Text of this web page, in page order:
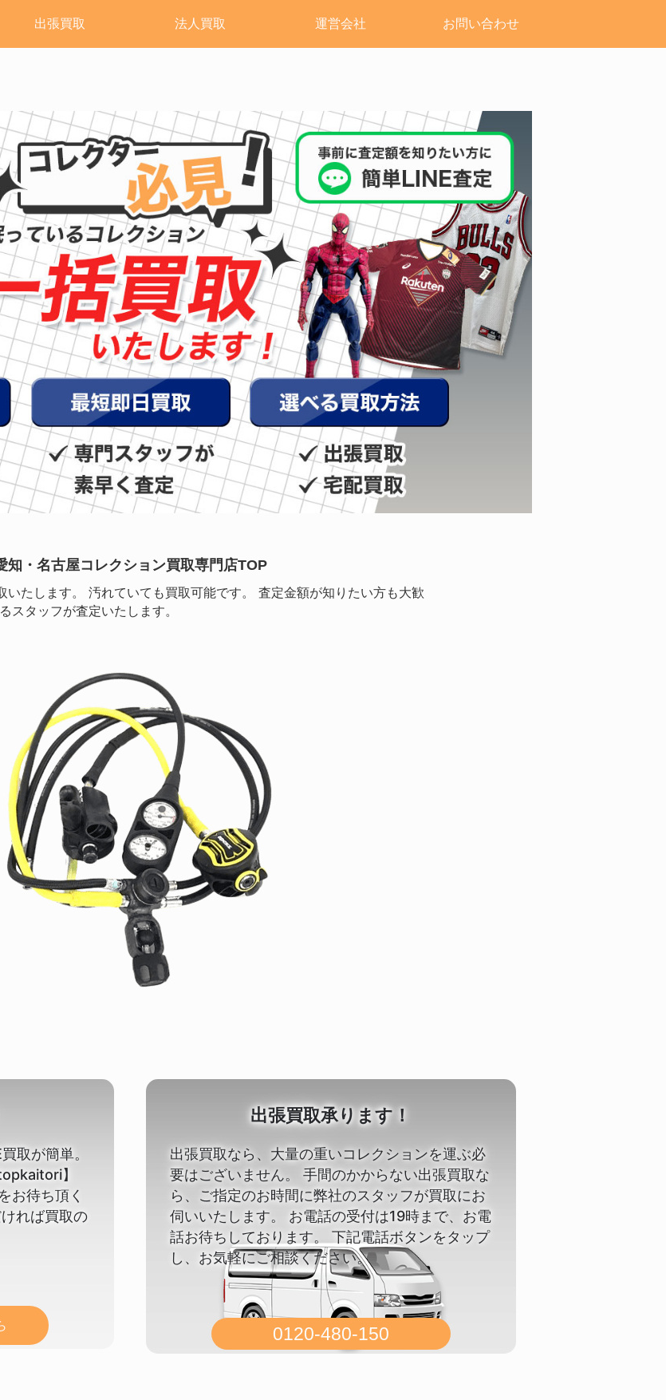
出張買取 法人買取 運営会社 お問い合わせ
知・名古屋コレクション買取専門店TOP
いたします。 汚れていても買取可能です。 査定金額が知りたい方も大歓
スタッフが査定いたします。
取が簡単。
】
お待ち頂く
れば買取の
出張買取承ります！
出張買取なら、大量の重いコレクションを運ぶ必
要はございません。 手間のかからない出張買取な
ら、ご指定のお時間に弊社のスタッフが買取にお
伺いいたします。 お電話の受付は19時まで、お電
話お待ちしております。 下記電話ボタンをタップ
し、お気軽にご相談ください。
0120-480-150